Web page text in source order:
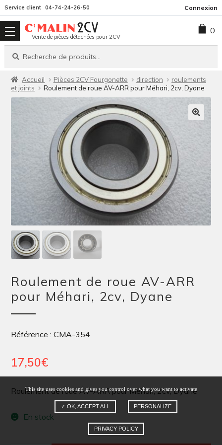
la
navigation
contenu
Service client 04-74-24-26-50 Connexion
Vente de pièces détachées pour 2CV
Recherche
Recherche
0
Accueil Pièces 2CV Fourgonette direction
roulements
et joints
Roulement de roue AV-ARR pour Méhari, 2cv, Dyane
Roulement de roue AV-ARR
pour Méhari, 2cv, Dyane
Référence : CMA-354
17,50€
Roulement de roue AV-ARR pour Méhari, 2cv, Dyane
En stock
This site uses cookies and gives you control over what you want to activate
✓ OK, ACCEPT ALL PERSONALIZE
PRIVACY POLICY